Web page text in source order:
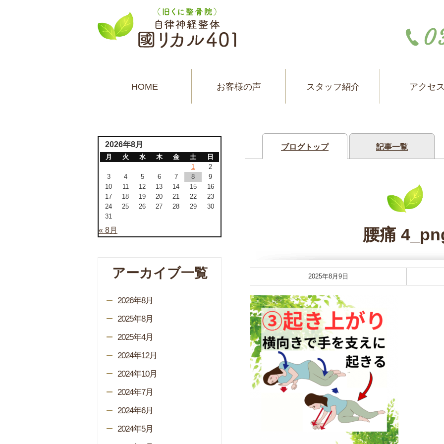
HOME お客様の声 スタッフ紹介 アクセ
ブログトップ 記事一覧
腰痛
2025年8月9日
2026年8月
月 火 水 木 金 土
日
1
2
3
4 5 6 7 8
9
10
11 12 13 14 15
16
17
18 19 20 21 22
23
24
25 26 27 28 29
30
31
« 8月
アーカイブ一覧
2026年8月
2025年8月
2025年4月
2024年12月
2024年10月
2024年7月
2024年6月
2024年5月